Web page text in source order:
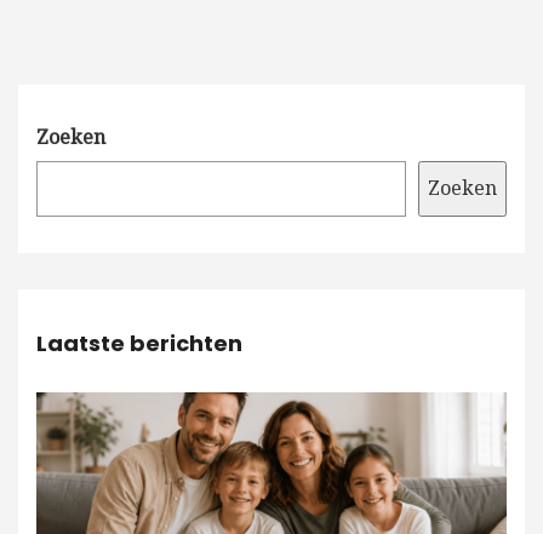
Zoeken
Zoeken
Laatste berichten